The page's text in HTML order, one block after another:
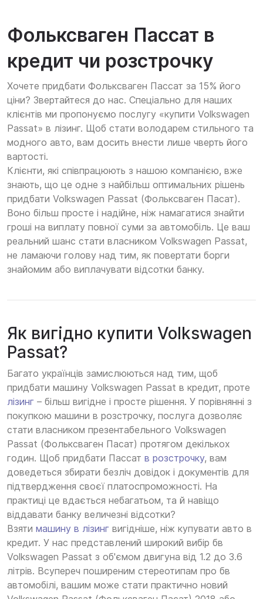
Фольксваген Пассат в
кредит чи розстрочку
Хочете придбати Фольксваген Пассат за 15% його
ціни? Звертайтеся до нас. Спеціально для наших
клієнтів ми пропонуємо послугу «купити Volkswagen
Passat» в лізинг. Щоб стати володарем стильного та
модного авто, вам досить внести лише чверть його
вартості.
Клієнти, які співпрацюють з нашою компанією, вже
знають, що це одне з найбільш оптимальних рішень
придбати Volkswagen Passat (Фольксваген Пасат).
Воно більш просте і надійне, ніж намагатися знайти
гроші на виплату повної суми за автомобіль. Це ваш
реальний шанс стати власником Volkswagen Passat,
не ламаючи голову над тим, як повертати борги
знайомим або виплачувати відсотки банку.
Як вигідно купити Volkswagen
Passat?
Багато українців замислюються над тим, щоб
придбати машину Volkswagen Passat в кредит, проте
лізинг – більш вигідне і просте рішення. У порівнянні з
покупкою машини в розстрочку, послуга дозволяє
стати власником презентабельного Volkswagen
Passat (Фольксваген Пасат) протягом декількох
годин. Щоб придбати Пассат в розстрочку, вам
доведеться збирати безліч довідок і документів для
підтвердження своєї платоспроможності. На
практиці це вдається небагатьом, та й навіщо
віддавати банку величезні відсотки?
Взяти машину в лізинг вигідніше, ніж купувати авто в
кредит. У нас представлений широкий вибір бв
Volkswagen Passat з об'ємом двигуна від 1.2 до 3.6
літрів. Всупереч поширеним стереотипам про бв
автомобілі, вашим може стати практично новий